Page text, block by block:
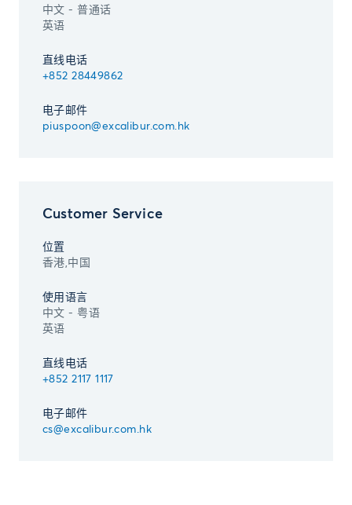
中文 - 普通话
英语
直线电话
+852 28449862
电子邮件
piuspoon@excalibur.com.hk
Customer Service
位置
香港,中国
使用语言
中文 - 粤语
英语
直线电话
+852 2117 1117
电子邮件
cs@excalibur.com.hk